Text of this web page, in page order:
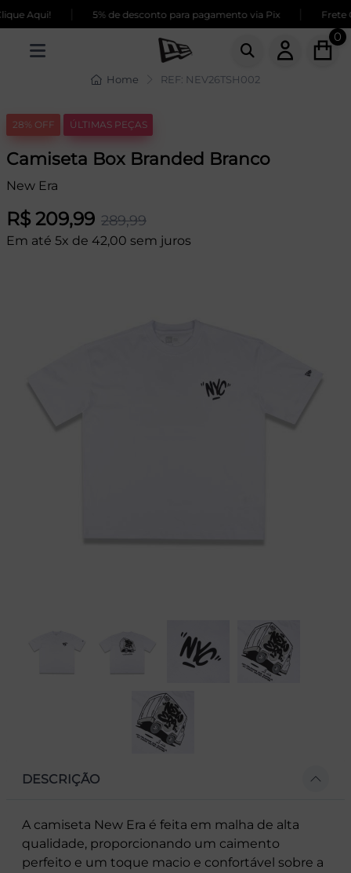
Aqui! 5% de desconto para pagamento via Pix Frete
0
Home REF: NEV26TSH002
28% OFF ÚLTIMAS PEÇAS
Camiseta Box Branded Branco
New Era
R$ 209,99 289,99
Em até 5x de 42,00 sem juros
DESCRIÇÃO
A camiseta New Era é feita em malha de alta
qualidade, proporcionando um caimento
perfeito e um toque macio e confortável sobre a